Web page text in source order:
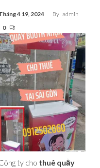
4 19, 2024 By admin
0
ty cho thuê quầy